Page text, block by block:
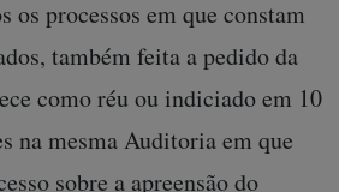
os processos em que constam
também feita a pedido da
como réu ou indiciado em 10
na mesma Auditoria em que
sobre a apreensão do